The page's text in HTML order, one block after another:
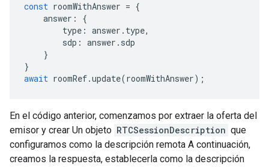
const roomWithAnswer = {
answer :
{
type : answer . type,
sdp : answer . sdp
}
}
await roomRef.update(roomWithAnswer);
En el código anterior, comenzamos por extraer la oferta del
emisor y crear Un objeto RTCSessionDescription que
configuramos como la descripción remota A continuación,
creamos la respuesta, establecerla como la descripción